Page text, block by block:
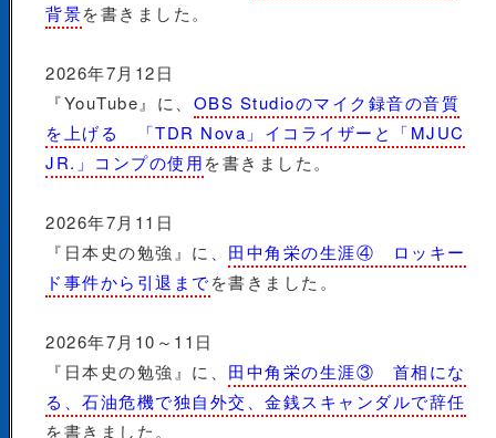
背景を書きました。
2026年7月12日
『YouTube』に、 OBS Studioのマイク録音の音質
を上げる 「TDR Nova」イコライザーと「MJUC
JR.」コンプの使用を書きました。
2026年7月11日
『日本史の勉強』に、 田中角栄の生涯④ ロッキー
ド事件から引退までを書きました。
2026年7月10～11日
『日本史の勉強』に、 田中角栄の生涯③ 首相にな
る、石油危機で独自外交、金銭スキャンダルで辞任
を書きました。